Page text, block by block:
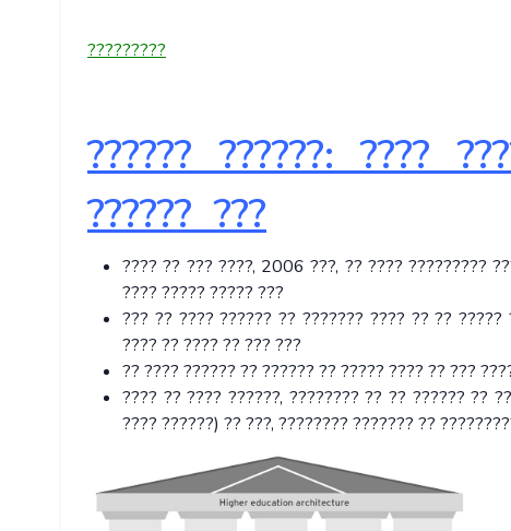
?????????
?????? ??????: ????
?????? ???
???? ?? ??? ????, 2006 ???, ?? ???? ?????????
???? ????? ????? ???
??? ?? ???? ?????? ?? ??????? ???? ?? ??
???? ?? ???? ?? ??? ???
?? ???? ?????? ?? ?????? ?? ????? ???? ?? ???
???? ?? ???? ??????, ???????? ?? ?? ?????? ??
???? ??????) ?? ???, ???????? ??????? ??